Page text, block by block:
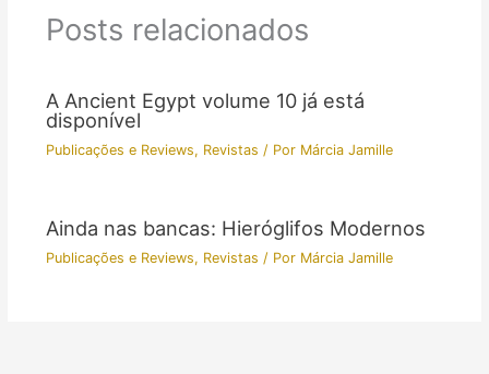
Posts relacionados
A Ancient Egypt volume 10 já está
disponível
Publicações e Reviews, Revistas / Por Márcia Jamille
Ainda nas bancas: Hieróglifos Modernos
Publicações e Reviews, Revistas / Por Márcia Jamille